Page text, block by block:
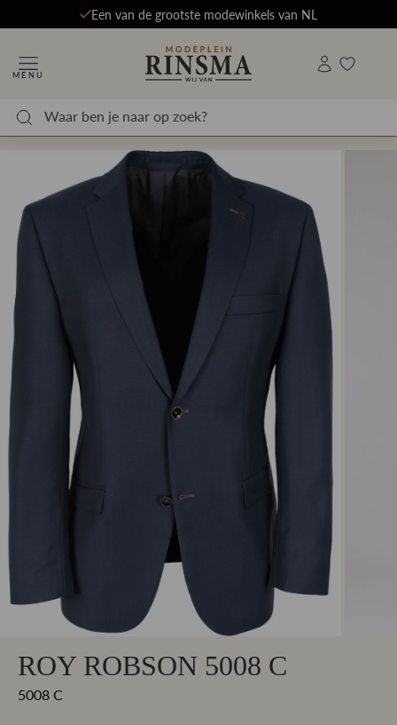
Een van de grootste modewinkels van NL
MENU
ROY ROBSON 5008 C
5008 C